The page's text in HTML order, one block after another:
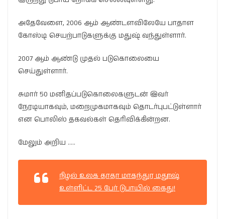
அதேவேளை, 2006 ஆம் ஆண்டளவிலேயே பாதாள
கோஸ்டி செயற்பாடுகளுக்கு மதுஷ் வந்துள்ளார்.
2007 ஆம் ஆண்டு முதல் படுகொலையை
செய்துள்ளார்.
சுமார் 50 மனிதப்படுகொலைகளுடன் இவர்
நேரடியாகவும், மறைமுகமாகவும் தொடர்புபட்டுள்ளார்
என பொலிஸ் தகவல்கள் தெரிவிக்கின்றன.
மேலும் அறிய …..
நிழல் உலக தாதா மாகந்துர மதூஷ்
உள்ளிட்ட 25 பேர் டுபாயில் கைது!